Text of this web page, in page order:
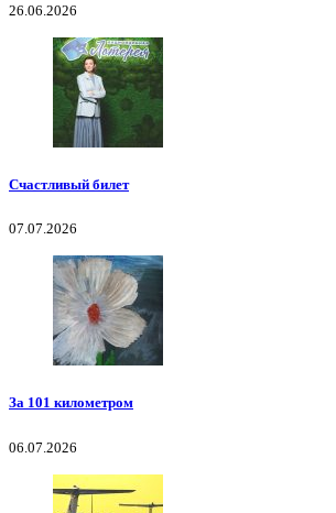
26.06.2026
Счастливый билет
07.07.2026
За 101 километром
06.07.2026